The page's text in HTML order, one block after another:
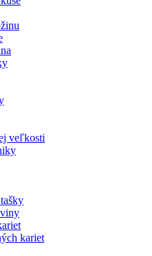
veľkosti
kariet